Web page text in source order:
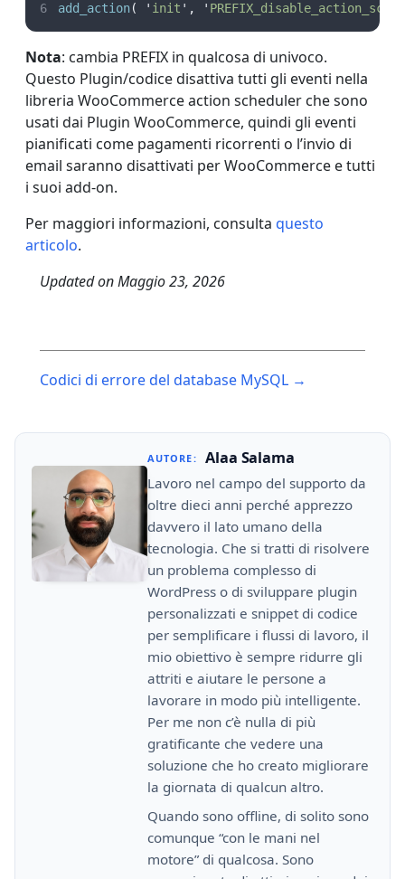
add_action( ' init ' , '
Nota: cambia PREFIX in qualcosa di univoco.
Questo Plugin/codice disattiva tutti gli eventi nella
libreria WooCommerce action scheduler che sono
usati dai Plugin WooCommerce, quindi gli eventi
pianificati come pagamenti ricorrenti o l’invio di
email saranno disattivati per WooCommerce e tutti
i suoi add-on.
Per maggiori informazioni, consulta questo
articolo.
Updated onMaggio 23, 2026
navigation
Codici di errore del database MySQL →
AUTORE: Alaa Salama
Lavoro nel campo del supporto da
oltre dieci anni perché apprezzo
davvero il lato umano della
tecnologia. Che si tratti di risolvere
un problema complesso di
WordPress o di sviluppare plugin
personalizzati e snippet di codice
per semplificare i flussi di lavoro, il
mio obiettivo è sempre ridurre gli
attriti e aiutare le persone a
lavorare in modo più intelligente.
Per me non c’è nulla di più
gratificante che vedere una
soluzione che ho creato migliorare
la giornata di qualcun altro.
Quando sono offline, di solito sono
comunque “con le mani nel
motore” di qualcosa. Sono